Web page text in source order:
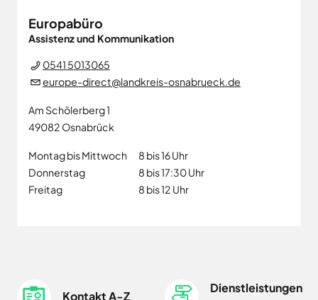
Europabüro
Assistenz und Kommunikation
0541 5013065
europe-direct@landkreis-osnabrueck.de
Am Schölerberg 1
49082 Osnabrück
Montag bis Mittwoch
8 bis 16 Uhr
Donnerstag
8 bis 17:30 Uhr
Freitag
8 bis 12 Uhr
Kontakt A-Z
Dienstleistungen